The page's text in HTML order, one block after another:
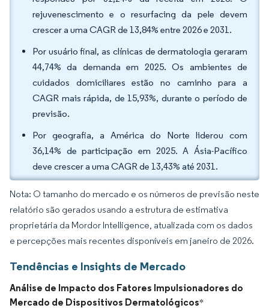
rejuvenescimento e o resurfacing da pele devem
crescer a uma CAGR de 13,84% entre 2026 e 2031.
Por usuário final, as clínicas de dermatologia geraram
44,74% da demanda em 2025. Os ambientes de
cuidados domiciliares estão no caminho para a
CAGR mais rápida, de 15,93%, durante o período de
previsão.
Por geografia, a América do Norte liderou com
36,14% de participação em 2025. A Ásia-Pacífico
deve crescer a uma CAGR de 13,43% até 2031.
Nota: O tamanho do mercado e os números de previsão neste
relatório são gerados usando a estrutura de estimativa
proprietária da Mordor Intelligence, atualizada com os dados
e percepções mais recentes disponíveis em janeiro de 2026.
Tendências e Insights de Mercado
Análise de Impacto dos Fatores Impulsionadores do
Mercado de Dispositivos Dermatológicos*